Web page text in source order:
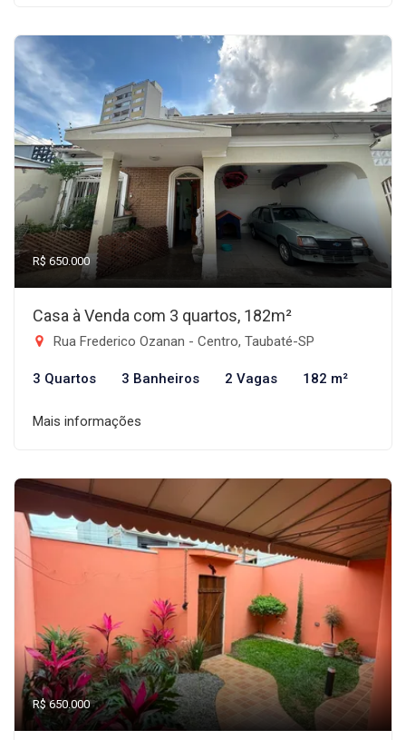
R$ 650.000
Casa à Venda com 3 quartos, 182m²
Rua Frederico Ozanan - Centro, Taubaté-SP
3 Quartos 3 Banheiros 2 Vagas 182 m²
Mais informações
R$ 650.000